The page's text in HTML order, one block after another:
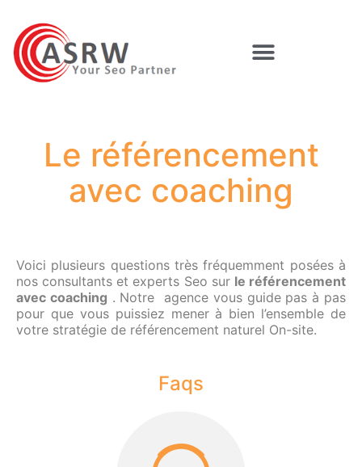
Le référencement
avec coaching
Voici plusieurs questions très fréquemment posées à
nos consultants et experts Seo sur le référencement
avec coaching . Notre agence vous guide pas à pas
pour que vous puissiez mener à bien l’ensemble de
votre stratégie de référencement naturel On-site.
Faqs